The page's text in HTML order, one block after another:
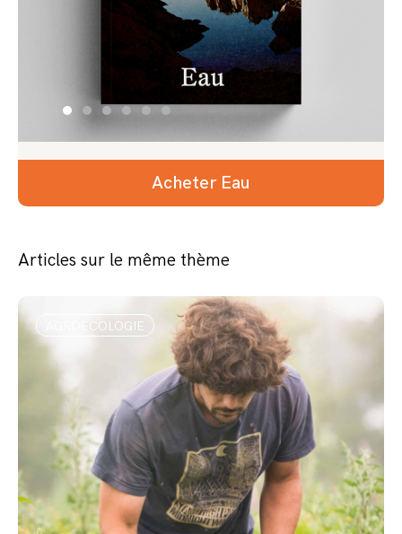
Acheter Eau
Articles sur le même thème
AGROÉCOLOGIE